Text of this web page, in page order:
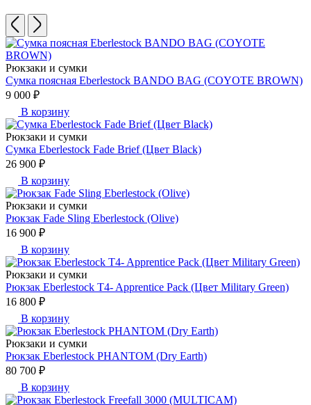
Рюкзаки и сумки
Сумка поясная Eberlestock BANDO BAG (COYOTE BROWN)
9 000 ₽
В корзину
Рюкзаки и сумки
Сумка Eberlestock Fade Brief (Цвет Black)
26 900 ₽
В корзину
Рюкзаки и сумки
Рюкзак Fade Sling Eberlestock (Olive)
16 900 ₽
В корзину
Рюкзаки и сумки
Рюкзак Eberlestock T4- Apprentice Pack (Цвет Military Green)
16 800 ₽
В корзину
Рюкзаки и сумки
Рюкзак Eberlestock PHANTOM (Dry Earth)
80 700 ₽
В корзину